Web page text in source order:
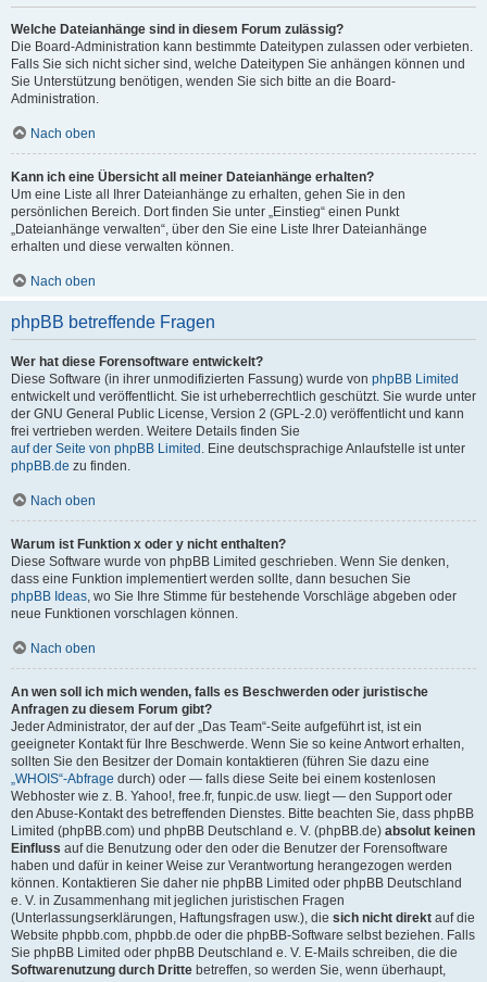
Welche Dateianhänge sind in diesem Forum zulässig?
Die Board-Administration kann bestimmte Dateitypen zulassen oder verbieten.
Falls Sie sich nicht sicher sind, welche Dateitypen Sie anhängen können und
Sie Unterstützung benötigen, wenden Sie sich bitte an die Board-
Administration.
Nach oben
Kann ich eine Übersicht all meiner Dateianhänge erhalten?
Um eine Liste all Ihrer Dateianhänge zu erhalten, gehen Sie in den
persönlichen Bereich. Dort finden Sie unter „Einstieg“ einen Punkt
„Dateianhänge verwalten“, über den Sie eine Liste Ihrer Dateianhänge
erhalten und diese verwalten können.
Nach oben
phpBB betreffende Fragen
Wer hat diese Forensoftware entwickelt?
Diese Software (in ihrer unmodifizierten Fassung) wurde von phpBB Limited
entwickelt und veröffentlicht. Sie ist urheberrechtlich geschützt. Sie wurde unter
der GNU General Public License, Version 2 (GPL-2.0) veröffentlicht und kann
frei vertrieben werden. Weitere Details finden Sie
auf der Seite von phpBB Limited . Eine deutschsprachige Anlaufstelle ist unter
phpBB.de zu finden.
Nach oben
Warum ist Funktion x oder y nicht enthalten?
Diese Software wurde von phpBB Limited geschrieben. Wenn Sie denken,
dass eine Funktion implementiert werden sollte, dann besuchen Sie
phpBB Ideas, wo Sie Ihre Stimme für bestehende Vorschläge abgeben oder
neue Funktionen vorschlagen können.
Nach oben
An wen soll ich mich wenden, falls es Beschwerden oder juristische
Anfragen zu diesem Forum gibt?
Jeder Administrator, der auf der „Das Team“-Seite aufgeführt ist, ist ein
geeigneter Kontakt für Ihre Beschwerde. Wenn Sie so keine Antwort erhalten,
sollten Sie den Besitzer der Domain kontaktieren (führen Sie dazu eine
„WHOIS“-Abfrage durch) oder — falls diese Seite bei einem kostenlosen
Webhoster wie z. B. Yahoo!, free.fr, funpic.de usw. liegt — den Support oder
den Abuse-Kontakt des betreffenden Dienstes. Bitte beachten Sie, dass phpBB
Limited (phpBB.com) und phpBB Deutschland e. V. (phpBB.de) absolut keinen
Einfluss auf die Benutzung oder den oder die Benutzer der Forensoftware
haben und dafür in keiner Weise zur Verantwortung herangezogen werden
können. Kontaktieren Sie daher nie phpBB Limited oder phpBB Deutschland
e. V. in Zusammenhang mit jeglichen juristischen Fragen
(Unterlassungserklärungen, Haftungsfragen usw.), die sich nicht direkt auf die
Website phpbb.com, phpbb.de oder die phpBB-Software selbst beziehen. Falls
Sie phpBB Limited oder phpBB Deutschland e. V. E-Mails schreiben, die die
Softwarenutzung durch Dritte betreffen, so werden Sie, wenn überhaupt,